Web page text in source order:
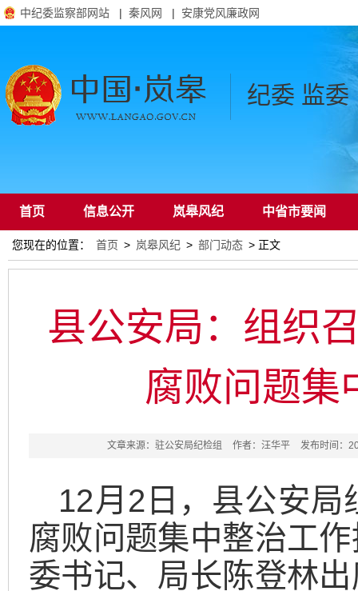
中纪委监察部网站 | 秦风网 | 安康党风廉政网
纪委 监委
首页 信息公开 岚皋风纪 中省市要闻
通知公告
您现在的位置： 首页 > 岚皋风纪 > 部门动态 > 正文
县公安局：组织
腐败问题集
文章来源：驻公安局纪检组 作者：汪华平 发布时间：
12月2日，县公安
腐败问题集中整治工
委书记、局长陈登林